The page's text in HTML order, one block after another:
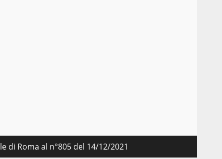
Roma al n°805 del 14/12/2021